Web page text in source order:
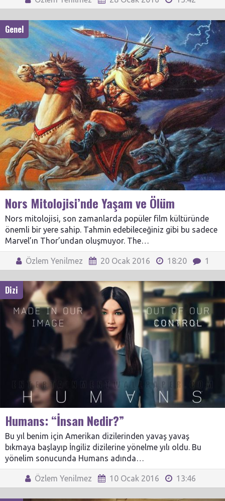
Genel
Nors Mitolojisi’nde Yaşam ve Ölüm
Nors mitolojisi, son zamanlarda popüler film kültüründe
önemli bir yere sahip. Tahmin edebileceğiniz gibi bu sadece
Marvel’ın Thor’undan oluşmuyor. The…
Özlem Yenilmez 20 Ocak 2016 18:20 1
Dizi
Humans: “İnsan Nedir?”
Bu yıl benim için Amerikan dizilerinden yavaş yavaş
bıkmaya başlayıp İngiliz dizilerine yönelme yılı oldu. Bu
yönelim sonucunda Humans adında…
Özlem Yenilmez 10 Ocak 2016 13:46